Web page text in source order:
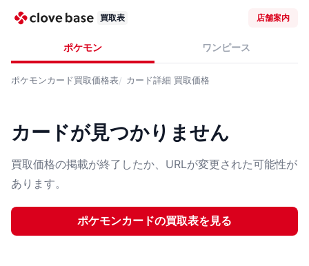
買取表 店舗案内
ポケモン ワンピース
ポケモンカード買取価格表 カード詳細 買取価格
カードが見つかりません
買取価格の掲載が終了したか、URLが変更された可能性が
あります。
ポケモンカードの買取表を見る